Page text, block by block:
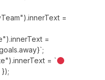
=
=
= `
});